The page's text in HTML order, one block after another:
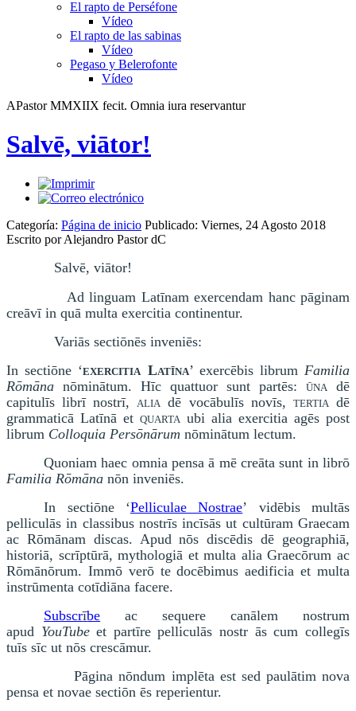
El rapto de Perséfone
Vídeo
El rapto de las sabinas
Vídeo
Pegaso y Belerofonte
Vídeo
APastor MMXIIX fecit. Omnia iura reservantur
Salvē, viātor!
Categoría: Página de inicio Publicado: Viernes, 24 Agosto 2018
Escrito por Alejandro Pastor dC
Salvē, viātor!
Ad linguam Latīnam exercendam hanc pāginam
creāvī in quā multa exercitia continentur.
Variās sectiōnēs inveniēs:
In sectiōne ‘exercitia Latīna’ exercēbis librum Familia
Rōmāna nōminātum. Hīc quattuor sunt partēs: ūna dē
capitulīs librī nostrī, alia dē vocābulīs novīs, tertia dē
grammaticā Latīnā et quarta ubi alia exercitia agēs post
librum Colloquia Persōnārum nōminātum lectum.
Quoniam haec omnia pensa ā mē creāta sunt in librō
Familia Rōmāna nōn inveniēs.
In sectiōne ‘Pelliculae Nostrae’ vidēbis multās
pelliculās in classibus nostrīs incīsās ut cultūram Graecam
ac Rōmānam discas. Apud nōs discēdis dē geographiā,
historiā, scrīptūrā, mythologiā et multa alia Graecōrum ac
Rōmānōrum. Immō verō te docēbimus aedificia et multa
instrūmenta cotīdiāna facere.
Subscrībe ac sequere canālem nostrum
apud YouTubeet partīre pelliculās nostr ās cum collegīs
tuīs sīc ut nōs crescāmur.
Pāgina nōndum implēta est sed paulātim nova
pensa et novae sectiōn ēs reperientur.